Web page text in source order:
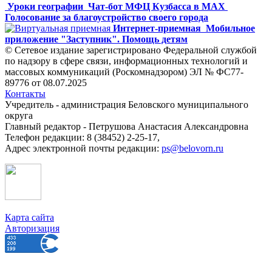
Уроки географии Чат-бот МФЦ Кузбасса в MAX
Голосование за благоустройство своего города
Интернет-приемная Мобильное
приложение "Заступник". Помощь детям
© Сетевое издание зарегистрировано Федеральной службой
по надзору в сфере связи, информационных технологий и
массовых коммуникаций (Роскомнадзором) ЭЛ № ФС77-
89776 от 08.07.2025
Контакты
Учредитель - администрация Беловского муниципального
округа
Главный редактор - Петрушова Анастасия Александровна
Телефон редакции: 8 (38452) 2-25-17,
Адрес электронной почты редакции: ps@belovorn.ru
Карта сайта
Авторизация